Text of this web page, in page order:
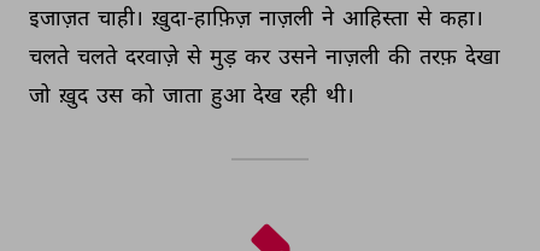
इजाज़त चाही। ख़ुदा-हाफ़िज़ नाज़ली ने आहिस्ता से कहा।
चलते चलते दरवाज़े से मुड़ कर उसने नाज़ली की तरफ़ देखा
जो ख़ुद उस को जाता हुआ देख रही थी।